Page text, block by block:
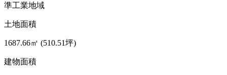
準工業地域
土地面積
1687.66㎡ (510.51坪)
建物面積